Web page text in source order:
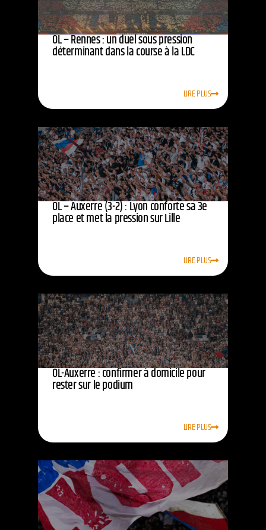
OL – Rennes : un duel sous pression
déterminant dans la course à la LDC
LIRE PLUS
OL – Auxerre (3-2) : Lyon conforte sa 3e
place et met la pression sur Lille
LIRE PLUS
OL-Auxerre : confirmer à domicile pour
rester sur le podium
LIRE PLUS